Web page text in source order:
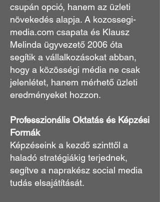
csupán opció, hanem az üzleti
növekedés alapja. A kozossegi-
media.com csapata és Klausz
Melinda ügyvezető 2006 óta
segítik a vállalkozásokat abban,
hogy a közösségi média ne csak
jelenlétet, hanem mérhető üzleti
eredményeket hozzon.
Professzionális Oktatás és Képzési
Formák
Képzéseink a kezdő szinttől a
haladó stratégiákig terjednek,
segítve a naprakész social media
tudás elsajátítását.